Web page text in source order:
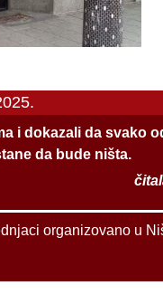
i dokazali da svako
da bude ništa.
organizovano u